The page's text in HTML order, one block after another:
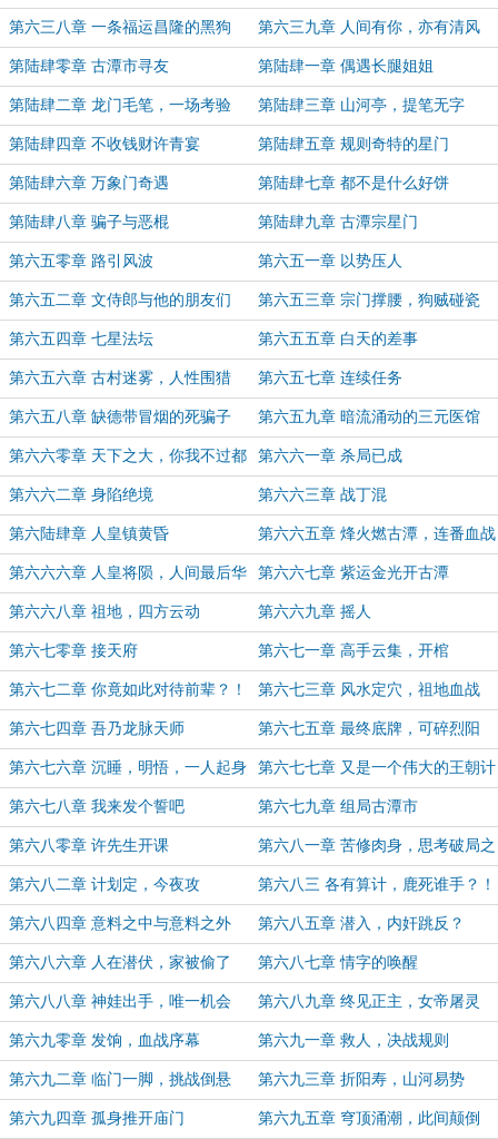
第六三八章 一条福运昌隆的黑狗 第六三九章 人间有你，亦有清风
第陆肆零章 古潭市寻友 第陆肆一章 偶遇长腿姐姐
第陆肆二章 龙门毛笔，一场考验 第陆肆三章 山河亭，提笔无字
第陆肆四章 不收钱财许青宴 第陆肆五章 规则奇特的星门
第陆肆六章 万象门奇遇 第陆肆七章 都不是什么好饼
第陆肆八章 骗子与恶棍 第陆肆九章 古潭宗星门
第六五零章 路引风波 第六五一章 以势压人
第六五二章 文侍郎与他的朋友们 第六五三章 宗门撑腰，狗贼碰瓷
第六五四章 七星法坛 第六五五章 白天的差事
第六五六章 古村迷雾，人性围猎 第六五七章 连续任务
第六五八章 缺德带冒烟的死骗子 第六五九章 暗流涌动的三元医馆
第六六零章 天下之大，你我不过都
是凡人
第六六一章 杀局已成
第六六二章 身陷绝境 第六六三章 战丁混
第六陆肆章 人皇镇黄昏 第六六五章 烽火燃古潭，连番血战
第六六六章 人皇将陨，人间最后华
彩！
第六六七章 紫运金光开古潭
第六六八章 祖地，四方云动 第六六九章 摇人
第六七零章 接天府 第六七一章 高手云集，开棺
第六七二章 你竟如此对待前辈？！ 第六七三章 风水定穴，祖地血战
第六七四章 吾乃龙脉天师 第六七五章 最终底牌，可碎烈阳
第六七六章 沉睡，明悟，一人起身 第六七七章 又是一个伟大的王朝计
划
第六七八章 我来发个誓吧 第六七九章 组局古潭市
第六八零章 许先生开课 第六八一章 苦修肉身，思考破局之
道
第六八二章 计划定，今夜攻 第六八三 各有算计，鹿死谁手？！
第六八四章 意料之中与意料之外 第六八五章 潜入，内奸跳反？
第六八六章 人在潜伏，家被偷了 第六八七章 情字的唤醒
第六八八章 神娃出手，唯一机会 第六八九章 终见正主，女帝屠灵
第六九零章 发饷，血战序幕 第六九一章 救人，决战规则
第六九二章 临门一脚，挑战倒悬 第六九三章 折阳寿，山河易势
第六九四章 孤身推开庙门 第六九五章 穹顶涌潮，此间颠倒